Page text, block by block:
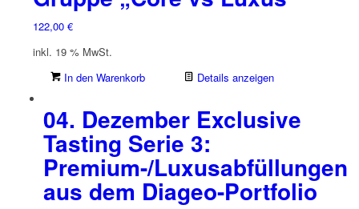
122,00 €
inkl. 19 % MwSt.
In den Warenkorb
Details anzeigen
04. Dezember Exclusive
Tasting Serie 3:
Premium-/Luxusabfüllungen
aus dem Diageo-Portfolio